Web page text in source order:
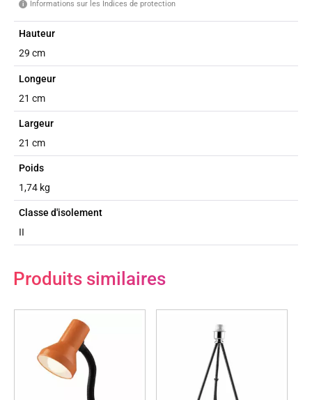
i Informations sur les Indices de protection
Hauteur
29 cm
Longeur
21 cm
Largeur
21 cm
Poids
1,74 kg
Classe d'isolement
II
Produits similaires